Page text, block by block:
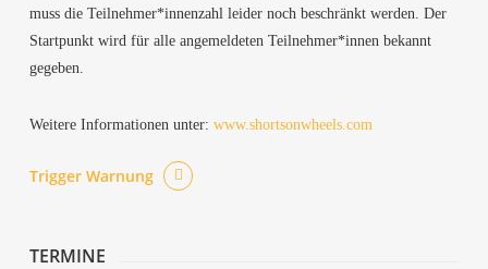
muss die Teilnehmer*innenzahl lei­der noch beschränkt wer­den. Der
Start­punkt wird für alle ange­mel­de­ten Teilnehmer*innen bekannt
gegeben.
Wei­te­re Infor­ma­tio­nen unter: www.shortsonwheels.com
Trig­ger Warnung
TER­MI­NE